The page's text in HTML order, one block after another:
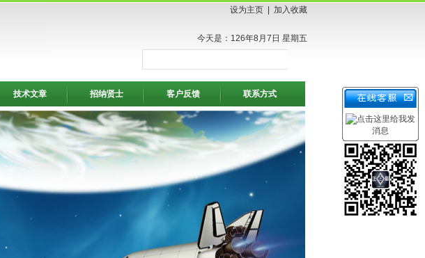
设为主页| 加入收藏
今天是：126年8月7日 星期五
技术文章 招纳贤士 客户反馈 联系方式